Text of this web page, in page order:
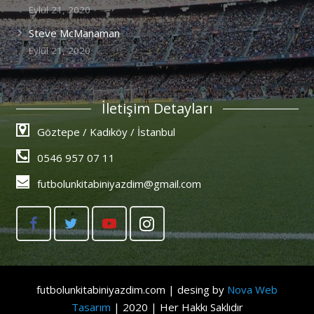
Eylül 21, 2020
Steve McManaman
Eylül 21, 2020
İletişim Detayları
Göztepe / Kadıköy / İstanbul
0546 957 07 11
futbolunkitabiniyazdim@gmail.com
futbolunkitabiniyazdim.com | desing by Nova Web
Tasarım | 2020 | Her Hakkı Saklıdır